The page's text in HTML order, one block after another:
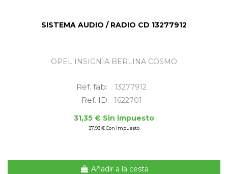
SISTEMA AUDIO / RADIO CD 13277912
OPEL INSIGNIA BERLINA COSMO
Ref. fab: 13277912
Ref. ID:
1622701
31,35 € Sin impuesto
37,93 € Con impuesto
Añadir a la cesta